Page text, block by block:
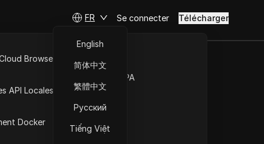
Marché de la RPA
Browser MCP
API Locales
Docker
FR
English
简体中文
繁體中文
Русский
Tiếng Việt
Se connecter Télécharger
2026
Poser des questions